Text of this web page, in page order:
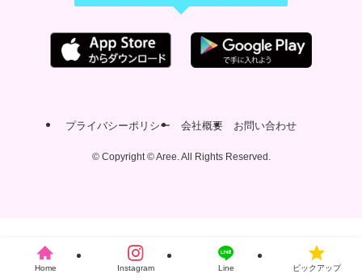
プライバシーポリシー 会社概要 お問い合わせ
©Copyright © Aree. All Rights Reserved.
Home Instagram Line ピックアップ